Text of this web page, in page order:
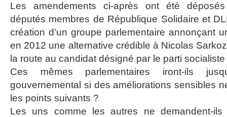
retraites
Les amendements ci-après ont été
députés membres de République Solidaire et
création d’un groupe parlementaire annonçant
en 2012 une alternative crédible à Nicolas
la route au candidat désigné par le parti
Ces mêmes parlementaires iront-ils
gouvernemental si des améliorations sensibles
les points suivants ?
Les uns comme les autres ne demandent-